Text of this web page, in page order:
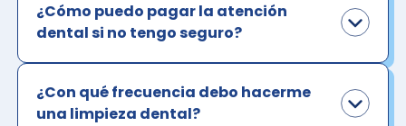
¿Cómo puedo pagar la atención
dental si no tengo seguro?
¿Con qué frecuencia debo hacerme
una limpieza dental?